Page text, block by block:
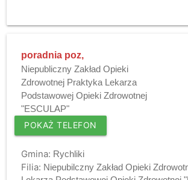
poradnia poz,
Niepubliczny Zakład Opieki
Zdrowotnej Praktyka Lekarza
Podstawowej Opieki Zdrowotnej
"ESCULAP"
POKAŻ TELEFON
Gmina: Rychliki
Filia: Niepubilczny Zakład Opieki